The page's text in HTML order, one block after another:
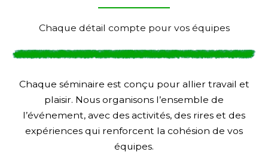
Chaque détail compte pour vos équipes
Chaque séminaire est conçu pour allier travail et
plaisir. Nous organisons l’ensemble de
l’événement, avec des activités, des rires et des
expériences qui renforcent la cohésion de vos
équipes.